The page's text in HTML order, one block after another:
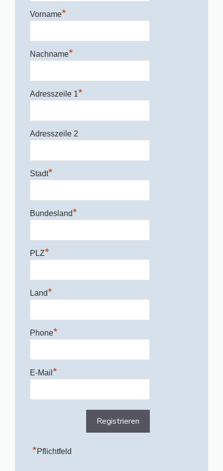
Vorname*
Nachname*
Adresszeile 1*
Adresszeile 2
Stadt*
Bundesland*
PLZ*
Land*
Phone*
E-Mail *
*Pflichtfeld